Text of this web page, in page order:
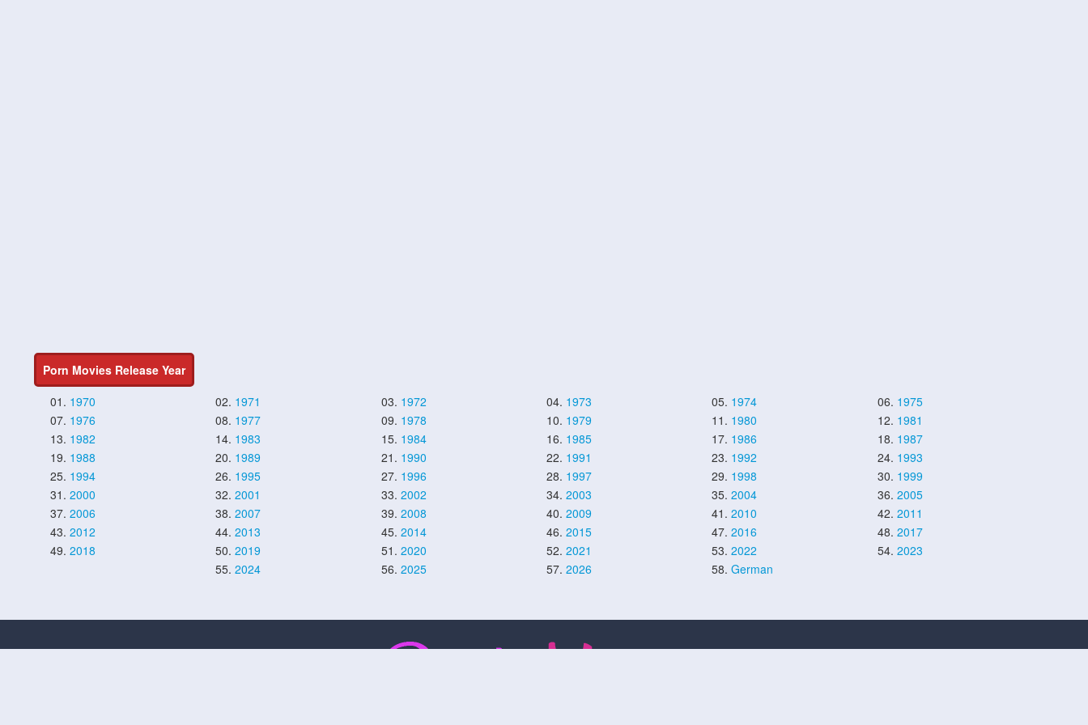
Porn Movies Release Year
01. 1970 02. 1971 03. 1972 04. 1973 05. 1974 06. 1975
07. 1976 08. 1977 09. 1978 10. 1979 11. 1980 12. 1981
13. 1982 14. 1983 15. 1984 16. 1985 17. 1986 18. 1987
19. 1988 20. 1989 21. 1990 22. 1991 23. 1992 24. 1993
25. 1994 26. 1995 27. 1996 28. 1997 29. 1998 30. 1999
31. 2000 32. 2001 33. 2002 34. 2003 35. 2004 36. 2005
37. 2006 38. 2007 39. 2008 40. 2009 41. 2010 42. 2011
43. 2012 44. 2013 45. 2014 46. 2015 47. 2016 48. 2017
49. 2018 50. 2019 51. 2020 52. 2021 53. 2022 54. 2023
55. 2024 56. 2025 57. 2026 58. German